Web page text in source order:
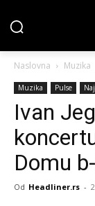
Naslovna Muzika
Muzika Pulse
Ivan
Domu
Od Headliner.rs -